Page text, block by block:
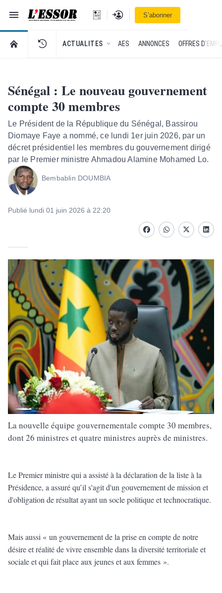
Navigation
L'Essor - retour à la une
Se connecterS’abonner
RETOUR À LA PAGE D’ACCUEIL DE L'ESSOR
ACTUALITES AES ANNONCES OFFRES
Sénégal : Le nouveau gouvernement
compte 30 membres
Le Président de la République du Sénégal, Bassirou
Diomaye Faye a nommé, ce lundi 1er juin 2026, par un
décret présidentiel les membres du gouvernement dirigé
par le Premier ministre Ahmadou Alamine Mohamed Lo.
Bembablin DOUMBIA
Publié lundi 01 juin 2026 à 22:20
FacebookwhatsappTwitter
La nouvelle équipe gouvernementale compte 30 membres,
dont 26 ministres et quatre ministres auprès de ministres.
Le Premier ministre qui a assisté à la déclaration de la liste à la
Présidence, a assuré qu’il s'agit d'un gouvernement de mission et
d'obligation de résultat ayant un socle politique et technocratique.
Mais aussi « un gouvernement de la prise en compte de notre
désire et réalité de vivre ensemble dans la diversité territoriale et
sociale et qui fait place aux jeunes et aux femmes ».